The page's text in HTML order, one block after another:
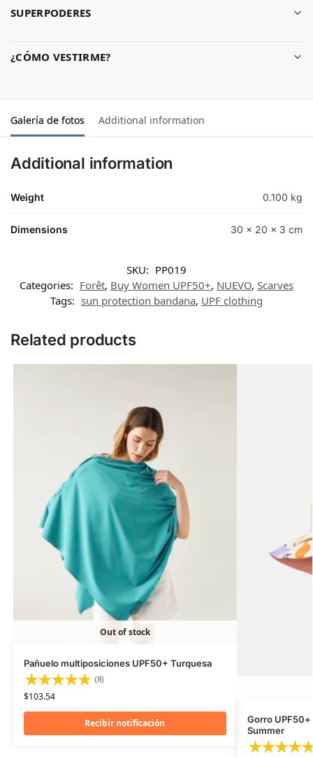
SUPERPODERES
¿CÓMO VESTIRME?
Galería de fotos Additional information
Additional information
Weight 0.100 kg
Dimensions 30 × 20 × 3 cm
SKU: PP019
Categories: Forêt, Buy Women UPF50+, NUEVO, Scarves
Tags: sun protection bandana, UPF clothing
Related products
Out of stock
Pañuelo multiposiciones UPF50+ Turquesa
(8)
$103.54
Recibir notificación
Gorro
Summer